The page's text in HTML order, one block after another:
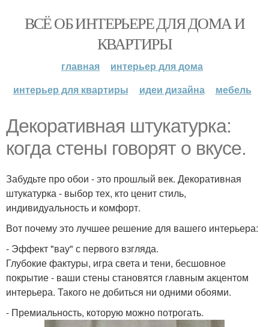
ВСЁ ОБ ИНТЕРЬЕРЕ ДЛЯ ДОМА И
КВАРТИРЫ
главная
интерьер для дома
интерьер для квартиры
идеи дизайна мебель
Декоративная штукатурка:
когда стены говорят о вкусе.
Забудьте про обои - это прошлый век. Декоративная
штукатурка - выбор тех, кто ценит стиль,
индивидуальность и комфорт.
Вот почему это лучшее решение для вашего интерьера:
- Эффект "вау" с первого взгляда.
Глубокие фактуры, игра света и тени, бесшовное
покрытие - ваши стены становятся главным акцентом
интерьера. Такого не добиться ни одними обоями.
- Премиальность, которую можно потрогать.